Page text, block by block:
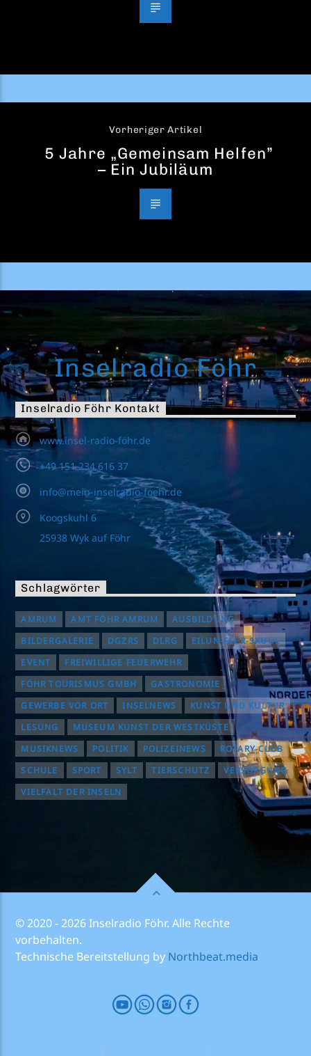
Vorheriger Artikel
5 Jahre „Gemeinsam Helfen”
– Ein Jubiläum
Inselradio Föhr
Inselradio Föhr Kontakt
www.insel-radio-föhr.de
+49 151 234 616 37
info@mein-inselradio-foehr.de
Koogskuhl 6
25938 Wyk auf Föhr
Schlagwörter
AMRUM AMT FÖHR AMRUM
AUSBILDUNG
BILDERGALERIE
DGZRS DLRG
EILUN-FEER-SKUUL
EVENT
FREIWILLIGE FEUERWEHR
FÖHR TOURISMUS GMBH
GASTRONOMIE
GEWERBE VOR ORT
INSELNEWS
KUNST UND KULTUR
LESUNG
MUSEUM KUNST DER WESTKÜSTE
MUSIKNEWS
POLITIK POLIZEINEWS
ROTARY CLUB
SCHULE
SPORT SYLT TIERSCHUTZ
VERSORGUNG
VIELFALT DER INSELN
© 2020 - 2026 Inselradio Föhr. Alle Rechte
vorbehalten.
Technische Bereitstellung by Northbeat.media